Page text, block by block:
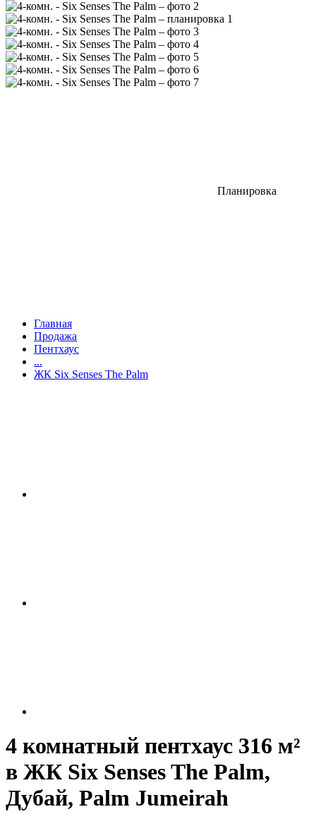
Планировка
Главная
Продажа
Пентхаус
...
ЖК Six Senses The Palm
4 комнатный пентхаус 316 м²
в ЖК Six Senses The Palm,
Дубай, Palm Jumeirah